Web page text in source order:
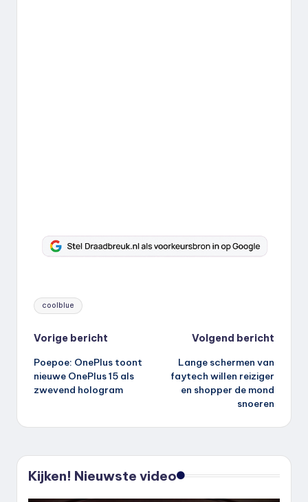
Tags:
coolblue
Bericht
navigatie
Vorige bericht
Poepoe: OnePlus toont
nieuwe OnePlus 15 als
zwevend hologram
Volgend bericht
Lange schermen van
faytech willen reiziger
en shopper de mond
snoeren
Kijken! Nieuwste video